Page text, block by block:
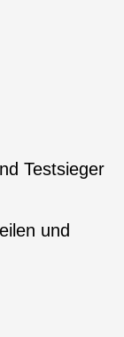
Testsieger
und